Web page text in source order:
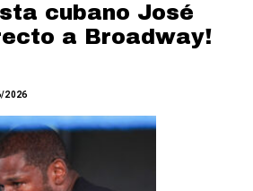
cubano José
a Broadway!
2026